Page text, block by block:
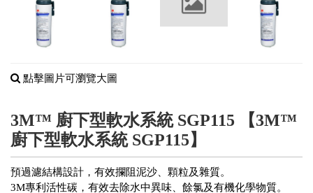
點擊圖片可瀏覽大圖
3M™ 廚下型軟水系統 SGP115 【3M™
廚下型軟水系統 SGP115】
預過濾結構設計，有效攔阻泥沙、顆粒及雜質。
3M專利活性碳，有效去除水中異味、餘氯及有機化學物質。